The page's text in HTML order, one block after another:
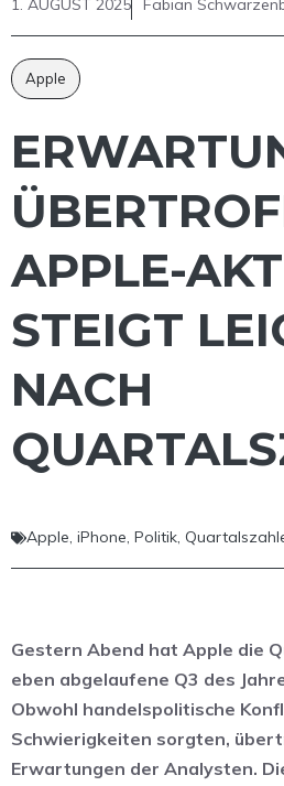
1. AUGUST 2025 Fabian
Apple
APPLE-
STEIGT
NACH
Apple, iPhone, Politik,
Gestern Abend hat Apple die
eben abgelaufene Q3 des
Obwohl handelspolitische
Schwierigkeiten sorgten,
Erwartungen der Analysten.